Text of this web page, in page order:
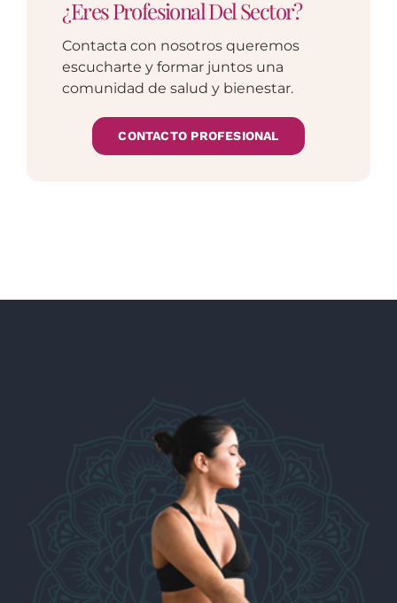
¿Eres Profesional Del Sector?
Contacta con nosotros queremos
escucharte y formar juntos una
comunidad de salud y bienestar.
CONTACTO PROFESIONAL